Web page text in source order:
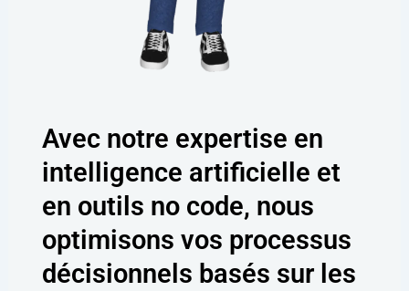
Avec notre expertise en
intelligence artificielle et
en outils no code, nous
optimisons vos processus
décisionnels basés sur les